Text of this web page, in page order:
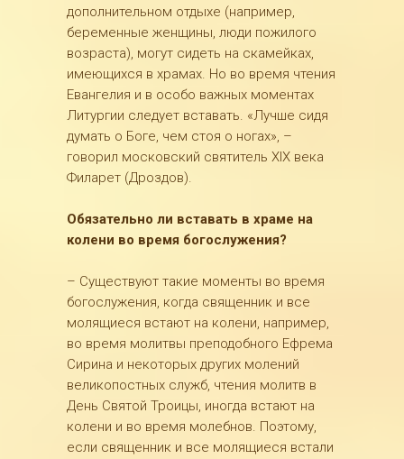
дополнительном отдыхе (например,
беременные женщины, люди пожилого
возраста), могут сидеть на скамейках,
имеющихся в храмах. Но во время чтения
Евангелия и в особо важных моментах
Литургии следует вставать. «Лучше сидя
думать о Боге, чем стоя о ногах», –
говорил московский святитель XIX века
Филарет (Дроздов).
Обязательно ли вставать в храме на
колени во время богослужения?
– Существуют такие моменты во время
богослужения, когда священник и все
молящиеся встают на колени, например,
во время молитвы преподобного Ефрема
Сирина и некоторых других молений
великопостных служб, чтения молитв в
День Святой Троицы, иногда встают на
колени и во время молебнов. Поэтому,
если священник и все молящиеся встали